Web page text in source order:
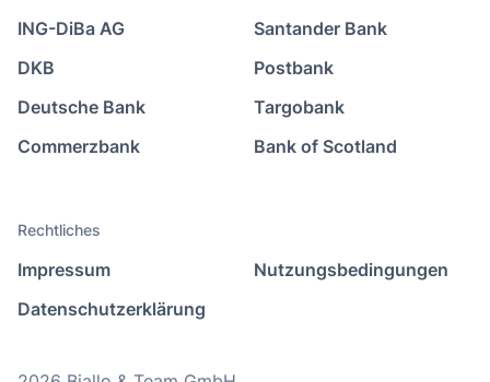
ING-DiBa AG
DKB
Deutsche Bank
Commerzbank
Santander Bank
Postbank
Targobank
Bank of Scotland
Rechtliches
Impressum
Datenschutzerklärung
Nutzungsbedingungen